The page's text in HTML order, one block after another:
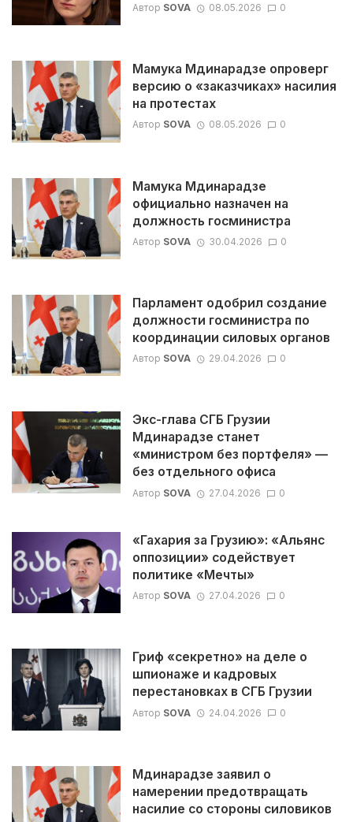
Автор SOVA 08.05.2026 0
Мамука Мдинарадзе опроверг
версию о «заказчиках» насилия
на протестах
Автор SOVA 08.05.2026 0
Мамука Мдинарадзе
официально назначен на
должность госминистра
Автор SOVA 30.04.2026 0
Парламент одобрил создание
должности госминистра по
координации силовых органов
Автор SOVA 29.04.2026 0
Экс-глава СГБ Грузии
Мдинарадзе станет
«министром без портфеля» —
без отдельного офиса
Автор SOVA 27.04.2026 0
«Гахария за Грузию»: «Альянс
оппозиции» содействует
политике «Мечты»
Автор SOVA 27.04.2026 0
Гриф «секретно» на деле о
шпионаже и кадровых
перестановках в СГБ Грузии
Автор SOVA 24.04.2026 0
Мдинарадзе заявил о
намерении предотвращать
насилие со стороны силовиков